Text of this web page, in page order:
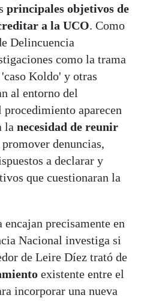
principales objetivos de
a la UCO. Como
Delincuencia
como la trama
Koldo' y otras
al entorno del
aparecen
la necesidad de reunir
promover denuncias,
a declarar y
que cuestionaran la
encajan precisamente en
Nacional investiga si
de Leire Díez trató de
existente entre el
incorporar una nueva